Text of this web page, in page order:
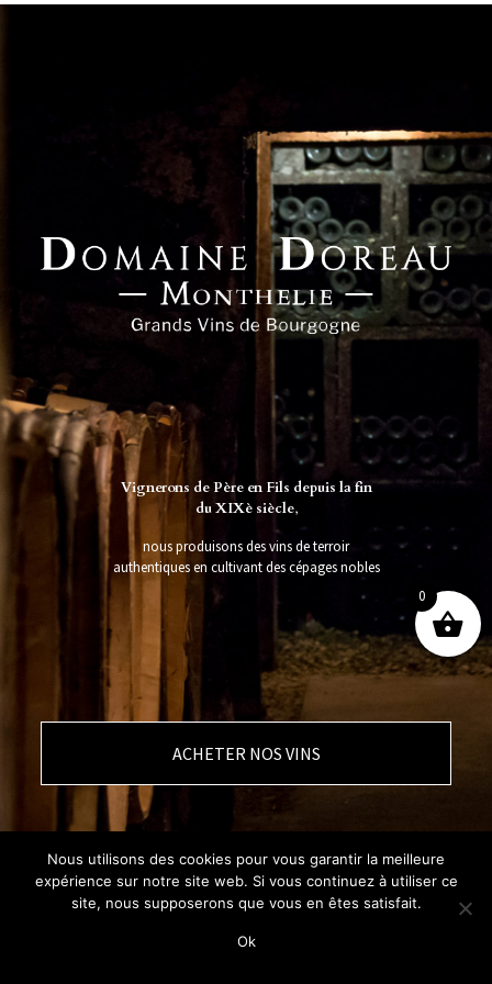
Vignerons de Père en Fils depuis la fin
du XIXè siècle,
nous produisons des vins de terroir
authentiques en cultivant des cépages nobles
ACHETER NOS VINS
0
Nous utilisons des cookies pour vous garantir la meilleure
expérience sur notre site web. Si vous continuez à utiliser ce
site, nous supposerons que vous en êtes satisfait.
Ok